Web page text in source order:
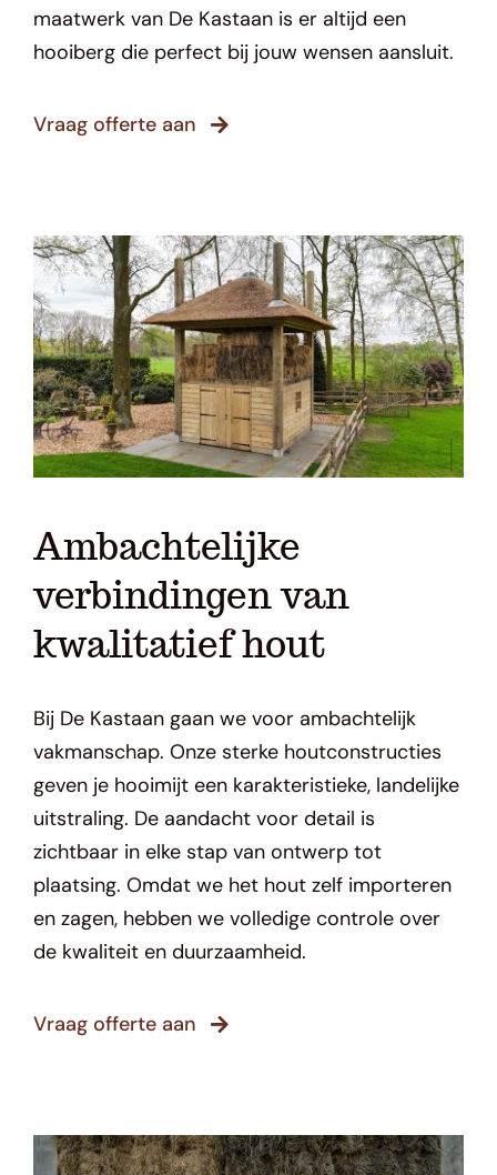
maatwerk van De Kastaan is er altijd een
hooiberg die perfect bij jouw wensen aansluit.
Vraag offerte aan
Ambachtelijke
verbindingen van
kwalitatief hout
Bij De Kastaan gaan we voor ambachtelijk
vakmanschap. Onze sterke houtconstructies
geven je hooimijt een karakteristieke, landelijke
uitstraling. De aandacht voor detail is
zichtbaar in elke stap van ontwerp tot
plaatsing. Omdat we het hout zelf importeren
en zagen, hebben we volledige controle over
de kwaliteit en duurzaamheid.
Vraag offerte aan